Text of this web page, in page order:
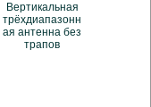
Вертикальная
трёхдиапазонн
ая антенна без
трапов